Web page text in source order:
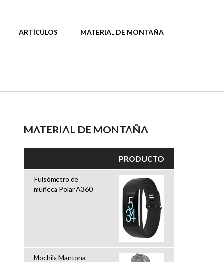
ARTÍCULOS MATERIAL DE MONTAÑA
MATERIAL DE MONTAÑA
PRODUCTO
Pulsómetro de
muñeca Polar A360
Mochila Mantona